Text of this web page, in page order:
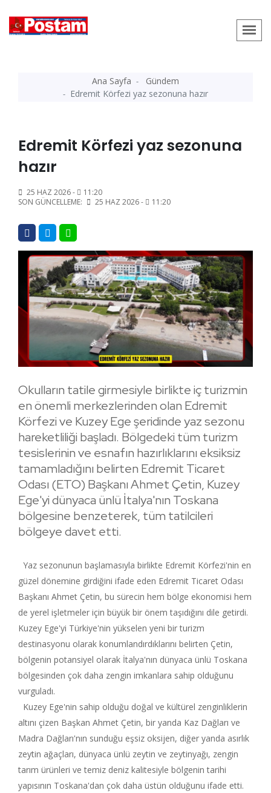
Ana Sayfa
Gündem
Edremit Körfezi yaz sezonuna hazır
Edremit Körfezi yaz sezonuna
hazır
25 HAZ 2026 -
11:20
SON GÜNCELLEME:
25 HAZ 2026 - 11:20
Okulların tatile girmesiyle birlikte iç turizmin
en önemli merkezlerinden olan Edremit
Körfezi ve Kuzey Ege şeridinde yaz sezonu
hareketliliği başladı. Bölgedeki tüm turizm
tesislerinin ve esnafın hazırlıklarını eksiksiz
tamamladığını belirten Edremit Ticaret
Odası (ETO) Başkanı Ahmet Çetin, Kuzey
Ege'yi dünyaca ünlü İtalya'nın Toskana
bölgesine benzeterek, tüm tatilcileri
bölgeye davet etti.
Yaz sezonunun başlamasıyla birlikte Edremit Körfezi'nin en
güzel dönemine girdiğini ifade eden Edremit Ticaret Odası
Başkanı Ahmet Çetin, bu sürecin hem bölge ekonomisi hem
de yerel işletmeler için büyük bir önem taşıdığını dile getirdi.
Kuzey Ege'yi Türkiye'nin yükselen yeni bir turizm
destinasyonu olarak konumlandırdıklarını belirten Çetin,
bölgenin potansiyel olarak İtalya'nın dünyaca ünlü Toskana
bölgesinden çok daha zengin imkanlara sahip olduğunu
vurguladı.
Kuzey Ege'nin sahip olduğu doğal ve kültürel zenginliklerin
altını çizen Başkan Ahmet Çetin, bir yanda Kaz Dağları ve
Madra Dağları'nın sunduğu eşsiz oksijen, diğer yanda asırlık
zeytin ağaçları, dünyaca ünlü zeytin ve zeytinyağı, zengin
tarım ürünleri ve temiz deniz kalitesiyle bölgenin tarihi
yapısının Toskana'dan çok daha üstün olduğunu ifade etti.